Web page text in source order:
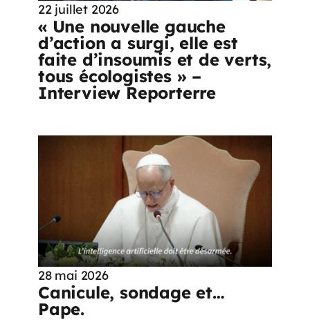
22 juillet 2026
« Une nouvelle gauche
d’action a surgi, elle est
faite d’insoumis et de verts,
tous écologistes » –
Interview Reporterre
28 mai 2026
Canicule, sondage et…
Pape.